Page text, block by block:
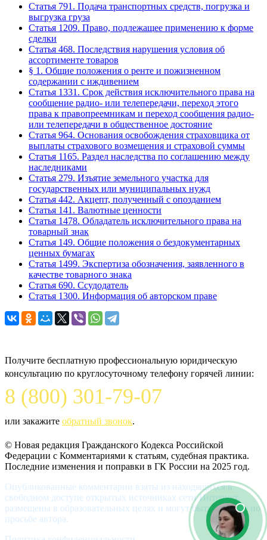
Статья 791. Подача транспортных средств, погрузка и
выгрузка груза
Статья 1209. Право, подлежащее применению к форме
сделки
Статья 468. Последствия нарушения условия об
ассортименте товаров
§ 1. Общие положения о ренте и пожизненном
содержании с иждивением
Статья 1331. Срок действия исключительного права на
сообщение радио- или телепередачи, переход этого
права к правопреемникам и переход сообщения радио-
или телепередачи в общественное достояние
Статья 964. Основания освобождения страховщика от
выплаты страхового возмещения и страховой суммы
Статья 1165. Раздел наследства по соглашению между
наследниками
Статья 279. Изъятие земельного участка для
государственных или муниципальных нужд
Статья 442. Акцепт, полученный с опозданием
Статья 141. Валютные ценности
Статья 1478. Обладатель исключительного права на
товарный знак
Статья 149. Общие положения о бездокументарных
ценных бумагах
Статья 1499. Экспертиза обозначения, заявленного в
качестве товарного знака
Статья 690. Ссудодатель
Статья 1300. Информация об авторском праве
Получите бесплатную профессиональную юридическую
консультацию по круглосуточному телефону горячей линии:
8 (800) 301-79-07
или закажите обратный звонок.
© Новая редакция Гражданского Кодекса Российской
Федерации c Комментариями к статьям, судебная практика.
Последние изменения и поправки в ГК России на 2025 год.
Опубликованные комментарии взяты из находящихся в
свободном доступе открытых источниках сети Интернет,
размещены в образовательных целях и могут быть удалены по
просьбе автора.